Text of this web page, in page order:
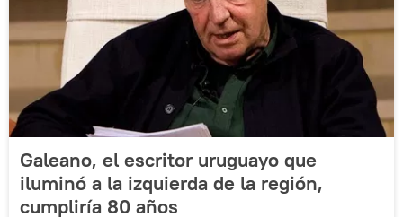
Galeano, el escritor uruguayo que
iluminó a la izquierda de la región,
cumpliría 80 años